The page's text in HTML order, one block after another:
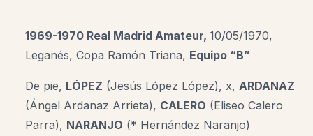
1969-1970 Real Madrid Amateur, 10/05/1970,
Leganés, Copa Ramón Triana, Equipo “B”
De pie, LÓPEZ (Jesús López López), x, ARDANAZ
(Ángel Ardanaz Arrieta), CALERO (Eliseo Calero
Parra), NARANJO (* Hernández Naranjo)